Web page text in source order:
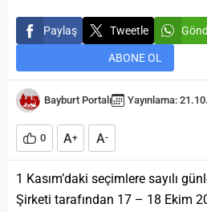
Paylaş Tweetle
ABONE OL
Bayburt Portalı Yayınlama:
0 A+ A-
1 Kasım’daki seçimlere sayılı
Şirketi tarafından 17 – 18 Ekim